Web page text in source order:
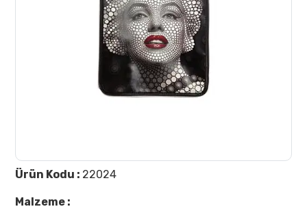
Ürün Kodu : 22024
Malzeme :